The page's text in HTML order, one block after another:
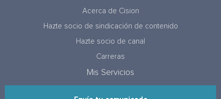
Acerca de Cision
Hazte socio de sindicación de contenido
Hazte socio de canal
Carreras
Mis Servicios